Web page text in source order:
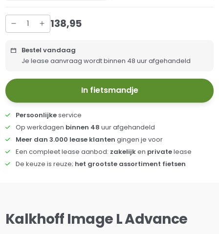
138,95
Bestel vandaag
Je lease aanvraag wordt binnen 48 uur afgehandeld
In fietsmandje
Persoonlijkeservice
Op werkdagen binnen 48 uur afgehandeld
Meer dan 3.000 lease klanten gingen je voor
Een compleet lease aanbod: zakelijken privatelease
De keuze is reuze; het grootste assortiment fietsen
Kalkhoff Image L Advance